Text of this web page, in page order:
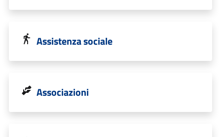
Assistenza sociale
Associazioni